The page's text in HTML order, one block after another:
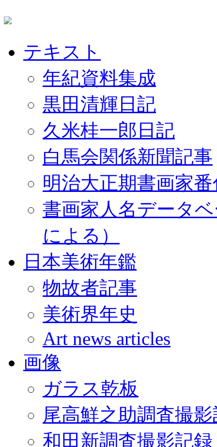
テキスト
年紀資料集成
黒田清輝日記
久米桂一郎日記
白馬会関係新聞記事
明治大正期書画家
書画家人名データ
による）
日本美術年鑑
物故者記事
美術界年史
Art news articles
画像
ガラス乾板
尾高鮮之助調査撮
和田新調査撮影記録